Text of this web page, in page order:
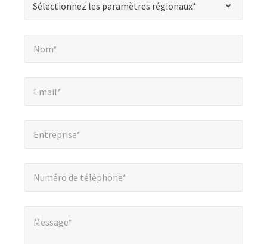
indique
Sélectionnez les paramètres régionaux*
Nom*
Email*
Entreprise*
Numéro de téléphone*
Message*